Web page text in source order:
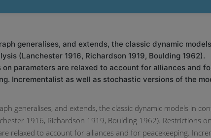
generalises, and extends, the classic dynamic
(Lanchester 1916, Richardson 1919, Boulding 1962).
on parameters are relaxed to account for alliances and
Incrementalist as well as stochastic versions of the
generalises, and extends, the classic dynamic models in
1916, Richardson 1919, Boulding 1962). Restrictions on
relaxed to account for alliances and for peacekeeping.